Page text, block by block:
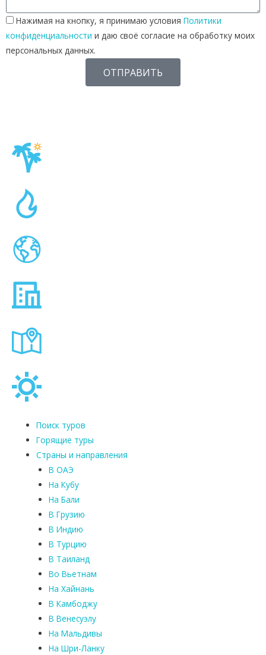
Нажимая на кнопку, я принимаю условия Политики
конфиденциальности и даю своё согласие на обработку моих
персональных данных.
ОТПРАВИТЬ
Поиск туров
Горящие туры
Страны и направления
В ОАЭ
На Кубу
На Бали
В Грузию
В Индию
В Турцию
В Таиланд
Во Вьетнам
На Хайнань
В Камбоджу
В Венесуэлу
На Мальдивы
На Шри-Ланку